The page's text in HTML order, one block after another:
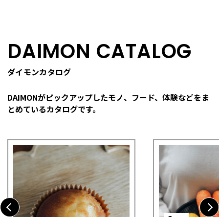
DAIMON CATALOG
ダイモンカタログ
DAIMONがピックアップしたモノ、フード、体験などをま
とめているカタログです。